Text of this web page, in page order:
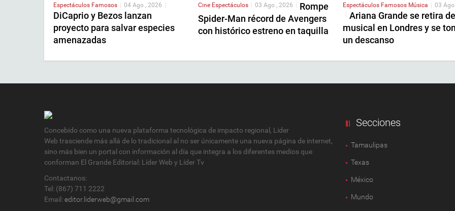
Espectáculos Famosos | 04 Ago , 2026 |
DiCaprio y Bezos lanzan
proyecto para salvar especies
amenazadas
Cine Espectáculos | 03 Ago , 2026 | Rompe
Spider-Man récord de Avengers
con histórico estreno en taquilla
Espectáculos Famosos Música | 03
| Ariana Grande se retira
musical en Londres y se
un descanso
Concebido como una nueva plataforma tecnológica de impacto regional, Lider
Web trasciende más allá de lo tradicional al no ser únicamente una nueva página de internet,
sino más bien un portal con información al día que integra a los diferentes medios que
conforman El Grande Editorial: Líder Web y Líder Tv
Contactanos:
Tel: (867) 711 2222
Email: editor.liderweb@gmail.com
Secciones
Tamaulipas
Texas
México
Mundo